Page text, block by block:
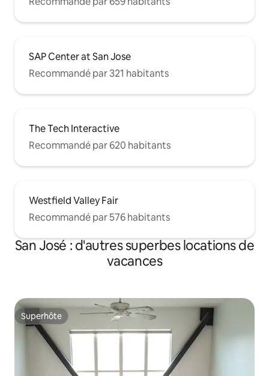
SAP Center at San Jose
Recommandé par 321 habitants
The Tech Interactive
Recommandé par 620 habitants
Westfield Valley Fair
Recommandé par 576 habitants
San José : d'autres superbes locations de
vacances
Superhôte
Superhôte